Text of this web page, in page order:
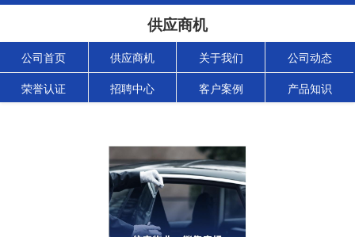
供应商机
公司首页 供应商机 关于我们 公司动态
荣誉认证 招聘中心 客户案例 产品知识